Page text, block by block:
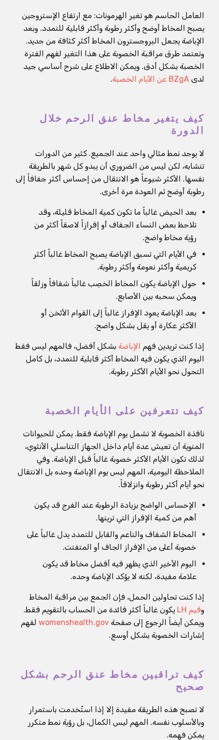
العامل الحاسم هو تغير الهرمونات: مع ارتفاع الإستروجين
يصبح المخاط أوضح وأكثر رطوبة وأكثر قابلية للتمدد. وبعد
الإباضة يجعل البروجسترون المخاط أكثر كثافة من جديد.
وتعتمد طرق مراقبة الخصوبة على هذا التغير لفهم الفترة
الخصبة بشكل أدق. ويمكن الاطلاع على شرح أساسي جيد
لدى BZgA عن الأيام الخصبة .
كيف يتغير مخاط عنق الرحم خلال
الدورة
لا يوجد نمط مثالي واحد عند الجميع. كثير من الدورات
تتشابه، لكن ليس من الضروري أن يبدو كل شهر بالطريقة
نفسها. الأكثر شيوعاً هو الانتقال من إحساس أكثر جفافاً إلى
رطوبة أوضح ثم العودة مرة أخرى.
بعد الحيض غالباً ما تكون كمية المخاط قليلة، وقد
تلاحظ بعض النساء الجفاف أو إفرازاً لاصقاً أكثر من
رؤية مخاط واضح.
في الأيام التي تسبق الإباضة يصبح المخاط غالباً أكثر
كريمية وأكثر نعومة وأكثر رطوبة.
حول الإباضة يكون المخاط الخصِب غالباً شفافاً وزلقاً
ويمكن سحبه بين الأصابع.
بعد الإباضة يعود الإفراز غالباً إلى القوام الأثخن أو
الأكثر عكارة أو يقل بشكل واضح.
إذا كنت تريدين فهم الإباضة بشكل أفضل، فالمهم ليس فقط
اليوم الذي يكون فيه المخاط أكثر قابلية للتمدد، بل كامل
التحول نحو الأيام الأكثر رطوبة.
كيف تتعرفين على الأيام الخصبة
نافذة الخصوبة لا تشمل يوم الإباضة فقط. يمكن للحيوانات
المنوية أن تعيش عدة أيام داخل الجهاز التناسلي الأنثوي،
لذلك تكون الأيام الأكثر خصوبة غالباً قبل الإباضة. وفي
الملاحظة اليومية، المهم ليس يوم الإباضة وحده بل الانتقال
نحو أيام أكثر رطوبة وانزلاقاً.
الإحساس الواضح بزيادة الرطوبة عند الفرج قد يكون
أهم من كمية الإفراز التي ترينها.
المخاط الشفاف والناعم والقابل للتمدد يدل غالباً على
خصوبة أعلى من الإفراز الجاف أو المتفتت.
اليوم الأخير الذي يظهر فيه أفضل مخاط قد يكون
علامة مفيدة، لكنه لا يؤكد الإباضة وحده.
إذا كنت تحاولين الحمل، فإن الجمع بين مراقبة المخاط
وقيم LH
يكون غالباً أكثر فائدة من الحساب بالتقويم فقط.
ويمكن أيضاً الرجوع إلى صفحة womenshealth.gov لفهم
إشارات الخصوبة بشكل أوسع.
كيف تراقبين مخاط عنق الرحم بشكل
صحيح
لا تصبح هذه الطريقة مفيدة إلا إذا استُخدمت باستمرار
وبالأسلوب نفسه. المهم ليس الكمال، بل رؤية نمط متكرر
يمكن فهمه.